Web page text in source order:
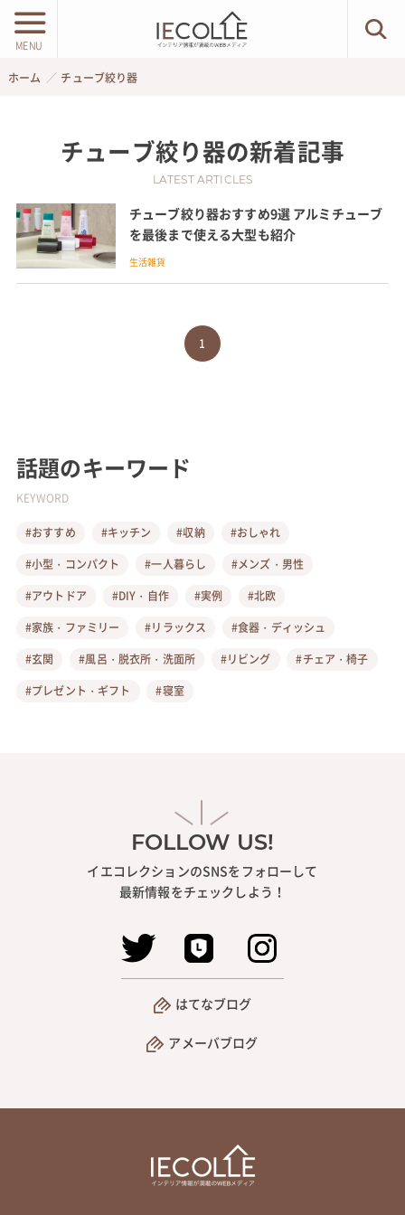
MENU
ホーム チューブ絞り器
チューブ絞り器の新着記事
LATEST ARTICLES
チューブ絞り器おすすめ9選 アルミチューブ
を最後まで使える大型も紹介
生活雑貨
1
話題のキーワード
KEYWORD
#おすすめ #キッチン #収納
#おしゃれ
#小型・コンパクト
#一人暮らし
#メンズ・男性
#アウトドア
#DIY・自作 #実例
#北欧
#家族・ファミリー
#リラックス
#食器・ディッシュ
#玄関
#風呂・脱衣所・洗面所 #リビング
#チェア・椅子
#プレゼント・ギフト
#寝室
FOLLOW US!
イエコレクションのSNSをフォローして
最新情報をチェックしよう！
はてなブログ
アメーバブログ